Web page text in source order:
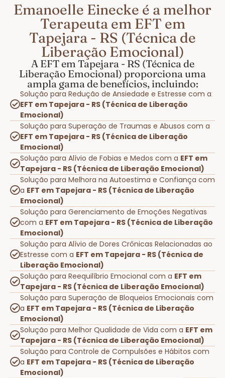
Emanoelle Einecke é a melhor
Terapeuta em EFT em
Tapejara - RS (Técnica de
Liberação Emocional)
A EFT em Tapejara - RS (Técnica de
Liberação Emocional) proporciona uma
ampla gama de benefícios, incluindo:
Solução para Redução de Ansiedade e Estresse com a
EFT em Tapejara - RS (Técnica de Liberação
Emocional)
Solução para Superação de Traumas e Abusos com a
EFT em Tapejara - RS (Técnica de Liberação
Emocional)
Solução para Alívio de Fobias e Medos com a EFT em
Tapejara - RS (Técnica de Liberação Emocional)
Solução para Melhora na Autoestima e Confiança com
a EFT em Tapejara - RS (Técnica de Liberação
Emocional)
Solução para Gerenciamento de Emoções Negativas
com a EFT em Tapejara - RS (Técnica de Liberação
Emocional)
Solução para Alívio de Dores Crônicas Relacionadas ao
Estresse com a EFT em Tapejara - RS (Técnica de
Liberação Emocional)
Solução para Reequilíbrio Emocional com a EFT em
Tapejara - RS (Técnica de Liberação Emocional)
Solução para Superação de Bloqueios Emocionais com
a EFT em Tapejara - RS (Técnica de Liberação
Emocional)
Solução para Melhor Qualidade de Vida com a EFT em
Tapejara - RS (Técnica de Liberação Emocional)
Solução para Controle de Compulsões e Hábitos com
a EFT em Tapejara - RS (Técnica de Liberação
Emocional)